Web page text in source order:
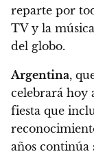
reparte por
TV y la
del globo.
Argentina,
celebrará hoy
fiesta que
años